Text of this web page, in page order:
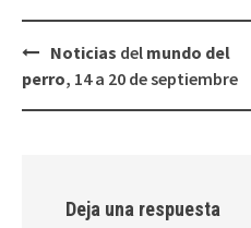
Navegación
de
entradas
Noticias del mundo del
perro, 14 a 20 de septiembre
Deja una respuesta